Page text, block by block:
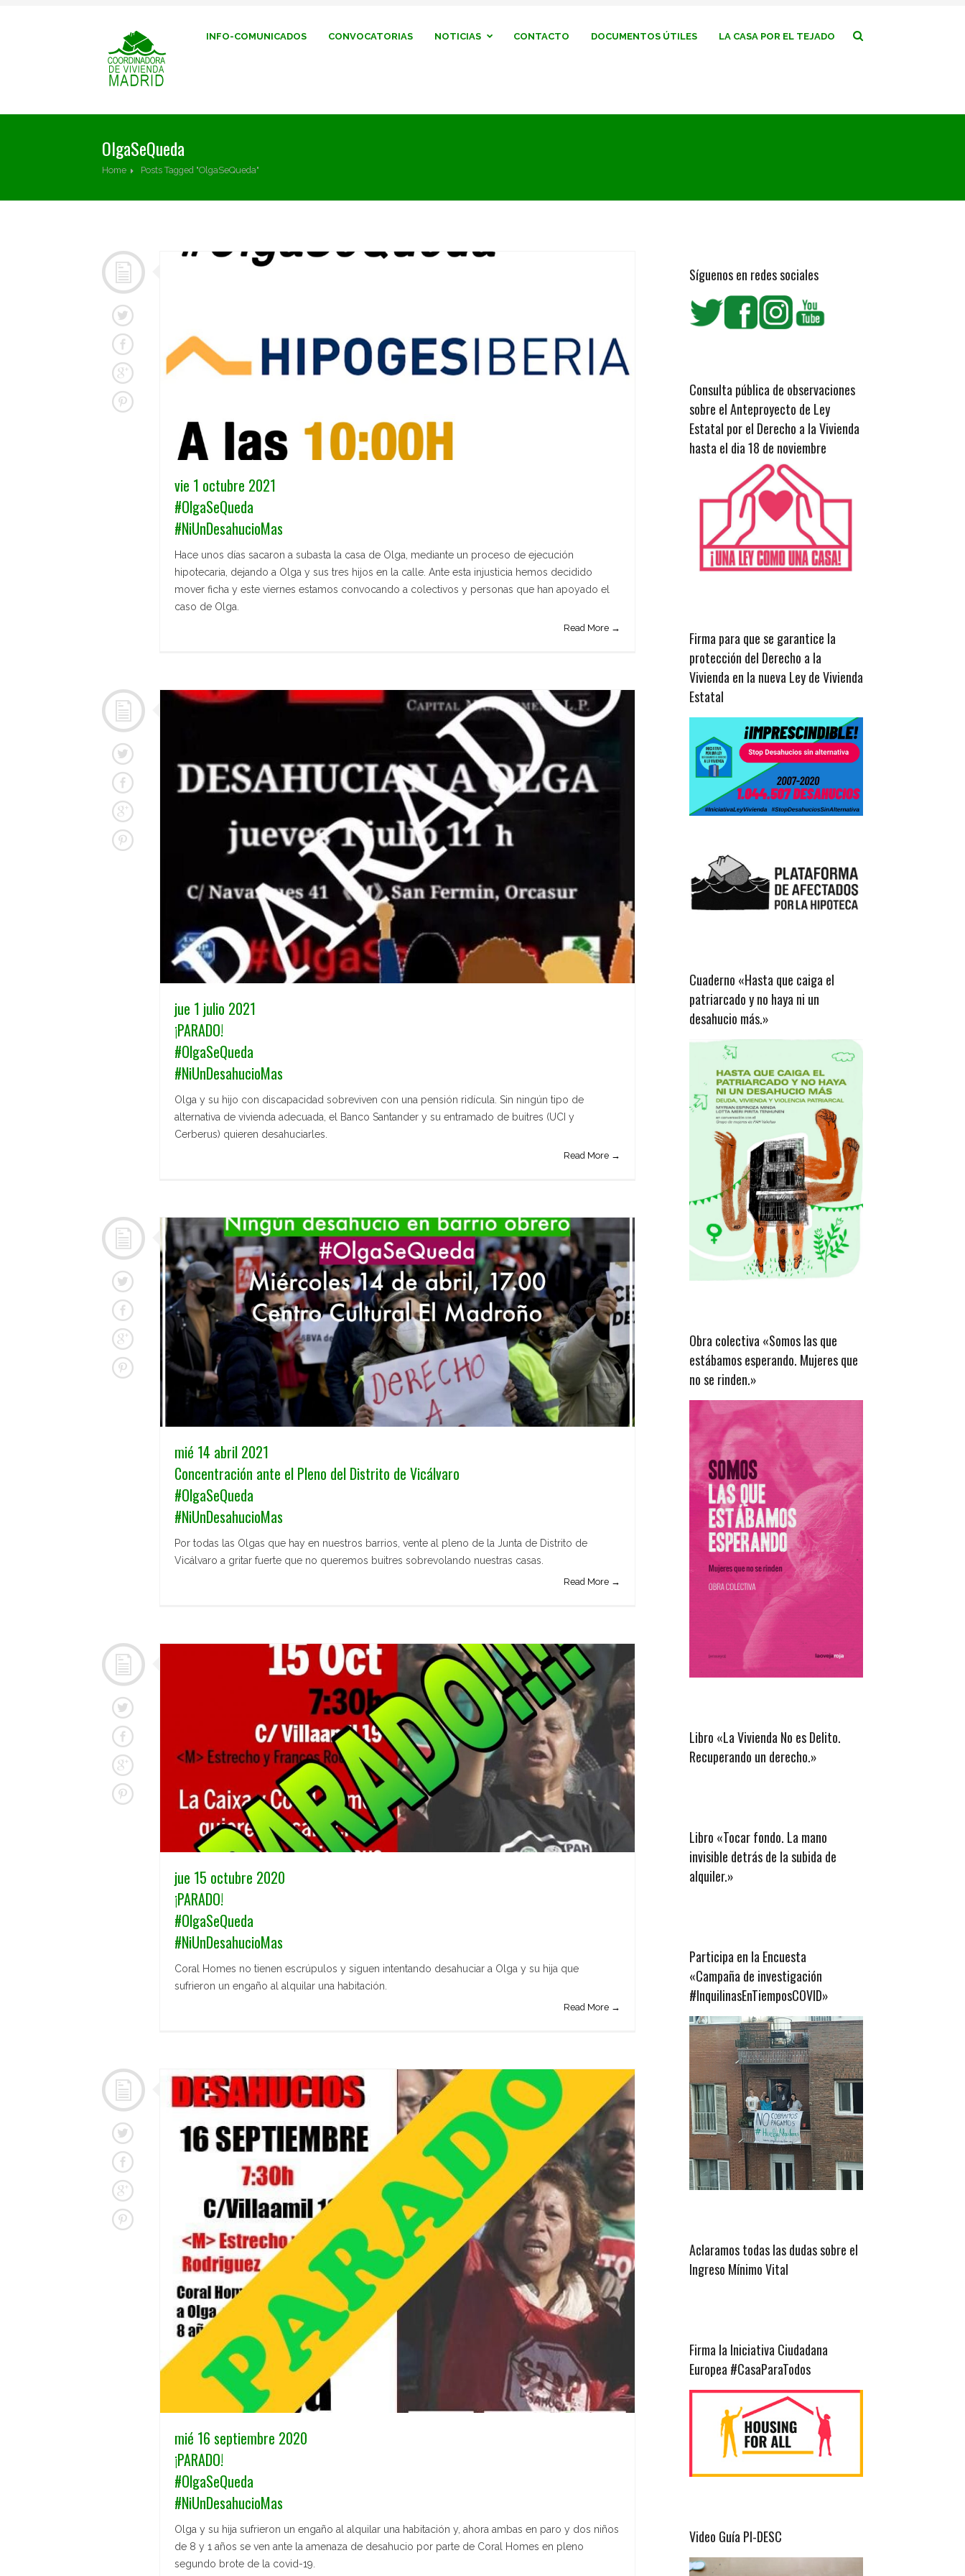
INFO-COMUNICADOS CONVOCATORIAS NOTICIAS CONTACTO DOCUMENTOS ÚTILES LA CASA POR EL TEJADO
OlgaSeQueda
Home Posts Tagged "OlgaSeQueda"
vie 1 octubre 2021
#OlgaSeQueda
#NiUnDesahucioMas
Hace unos días sacaron a subasta la casa de Olga, mediante un proceso de ejecución
hipotecaria, dejando a Olga y sus tres hijos en la calle. Ante esta injusticia hemos decidido
mover ficha y este viernes estamos convocando a colectivos y personas que han apoyado el
caso de Olga.
Read More →
jue 1 julio 2021
¡PARADO!
#OlgaSeQueda
#NiUnDesahucioMas
Olga y su hijo con discapacidad sobreviven con una pensión ridícula. Sin ningún tipo de
alternativa de vivienda adecuada, el Banco Santander y su entramado de buitres (UCI y
Cerberus) quieren desahuciarles.
Read More →
mié 14 abril 2021
Concentración ante el Pleno del Distrito de Vicálvaro
#OlgaSeQueda
#NiUnDesahucioMas
Por todas las Olgas que hay en nuestros barrios, vente al pleno de la Junta de Distrito de
Vicálvaro a gritar fuerte que no queremos buitres sobrevolando nuestras casas.
Read More →
jue 15 octubre 2020
¡PARADO!
#OlgaSeQueda
#NiUnDesahucioMas
Coral Homes no tienen escrúpulos y siguen intentando desahuciar a Olga y su hija que
sufrieron un engaño al alquilar una habitación.
Read More →
mié 16 septiembre 2020
¡PARADO!
#OlgaSeQueda
#NiUnDesahucioMas
Olga y su hija sufrieron un engaño al alquilar una habitación y, ahora ambas en paro y dos niños
de 8 y 1 años se ven ante la amenaza de desahucio por parte de Coral Homes en pleno
segundo brote de la covid-19.
Síguenos en redes sociales
Consulta pública de observaciones
sobre el Anteproyecto de Ley
Estatal por el Derecho a la Vivienda
hasta el dia 18 de noviembre
Firma para que se garantice la
protección del Derecho a la
Vivienda en la nueva Ley de Vivienda
Estatal
Cuaderno «Hasta que caiga el
patriarcado y no haya ni un
desahucio más.»
Obra colectiva «Somos las que
estábamos esperando. Mujeres que
no se rinden.»
Libro «La Vivienda No es Delito.
Recuperando un derecho.»
Libro «Tocar fondo. La mano
invisible detrás de la subida de
alquiler.»
Participa en la Encuesta
«Campaña de investigación
#InquilinasEnTiemposCOVID»
Aclaramos todas las dudas sobre el
Ingreso Mínimo Vital
Firma la Iniciativa Ciudadana
Europea #CasaParaTodos
Video Guía PI-DESC